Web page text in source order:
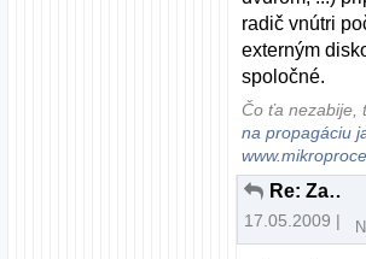
radič vnútri
externým
spoločné.
Čo ťa
na propagáciu
Re: Zatiaľ si vyskúšaj aj iné distrá ...
17.05.2009 |